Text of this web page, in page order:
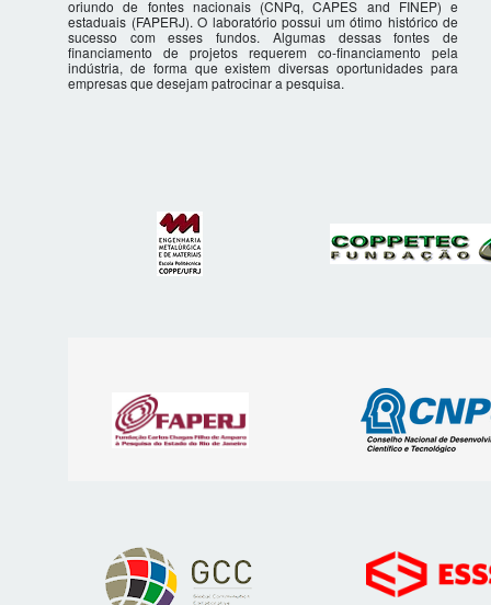
oriundo de fontes nacionais (CNPq, CAPES and FINEP) e
estaduais (FAPERJ). O laboratório possui um ótimo histórico de
sucesso com esses fundos. Algumas dessas fontes de
financiamento de projetos requerem co-financiamento pela
indústria, de forma que existem diversas oportunidades para
empresas que desejam patrocinar a pesquisa.